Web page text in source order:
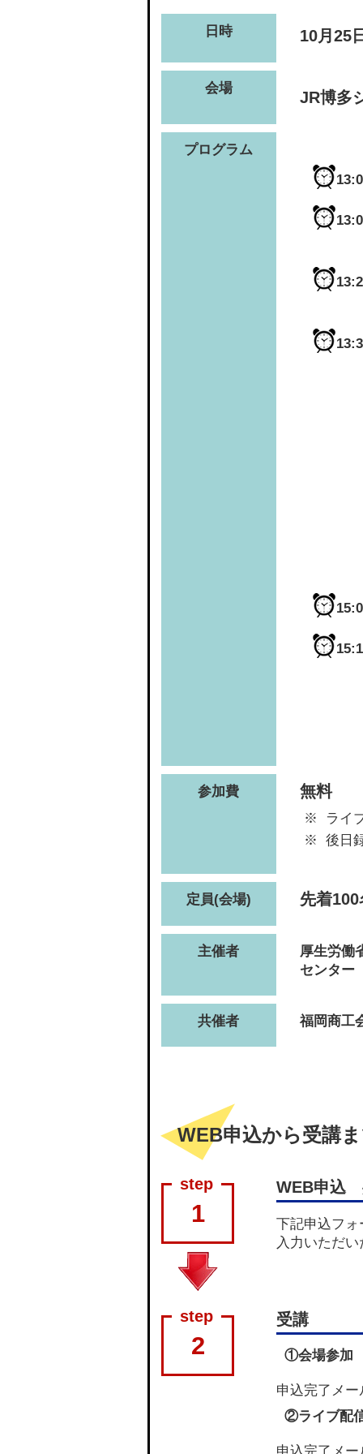
日時 10月
会場
JR博多
プログラム
参加費 無料
ライ
後日
定員(会場) 先着100
主催者
厚生労働
センター
共催者 福岡商工
WEB申込から受講
1
WEB申込
下記申込フ
入力いただ
2
受講
①会場参加
申込完了メ
②ライブ配